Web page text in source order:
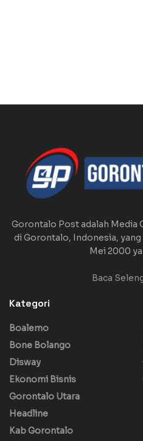
Gorontalo Post adalah Media
di Gorontalo, Indonesia,
Mei 2000
Baca
Kategori
Boalemo
Bone Bolango
Disway
Ekonomi Bisnis
Gorontalo Utara
Headline
Kab Gorontalo